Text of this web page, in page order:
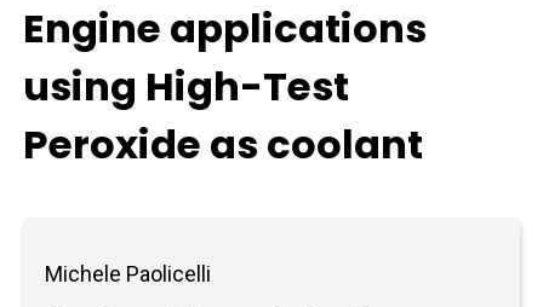
Engine applications
using High-Test
Peroxide as coolant
Michele Paolicelli